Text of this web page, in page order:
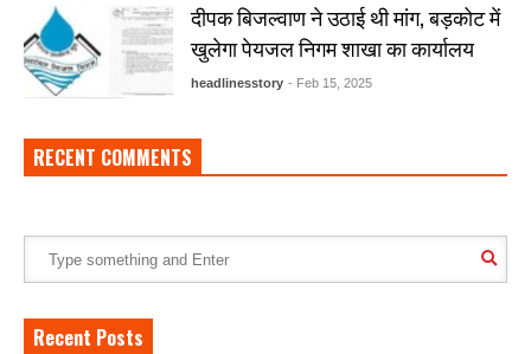
दीपक बिजल्वाण ने उठाई थी मांग, बड़कोट में
खुलेगा पेयजल निगम शाखा का कार्यालय
headlinesstory - Feb 15, 2025
RECENT COMMENTS
Recent Posts